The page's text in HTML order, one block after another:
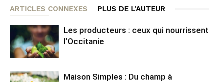
ARTICLES CONNEXES PLUS DE L'AUTEUR
Les producteurs : ceux qui nourrissent
l’Occitanie
Maison Simples : Du champ à